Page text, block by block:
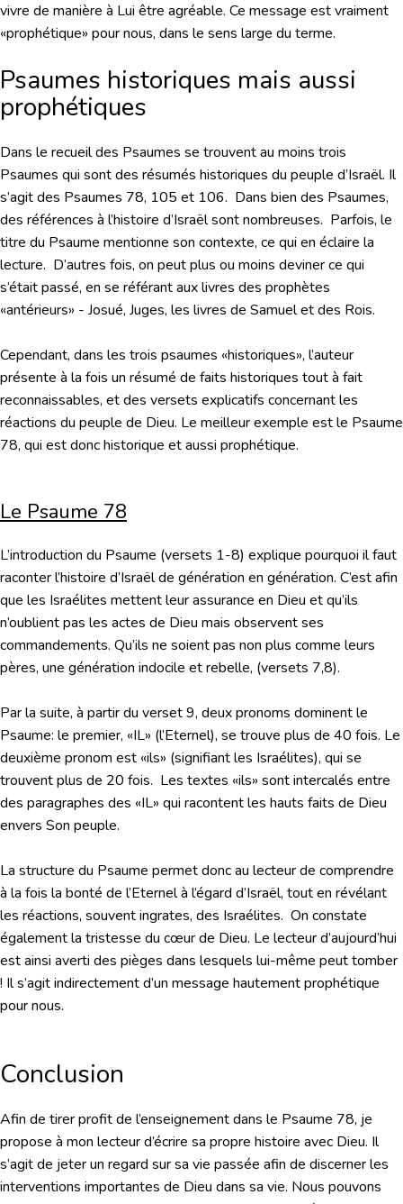
vivre de manière à Lui être agréable. Ce message est vraiment
«prophétique» pour nous, dans le sens large du terme.
Psaumes historiques mais aussi
prophétiques
Dans le recueil des Psaumes se trouvent au moins trois
Psaumes qui sont des résumés historiques du peuple d’Israël. Il
s’agit des Psaumes 78, 105 et 106. Dans bien des Psaumes,
des références à l’histoire d’Israël sont nombreuses. Parfois, le
titre du Psaume mentionne son contexte, ce qui en éclaire la
lecture. D’autres fois, on peut plus ou moins deviner ce qui
s’était passé, en se référant aux livres des prophètes
«antérieurs» - Josué, Juges, les livres de Samuel et des Rois.
Cependant, dans les trois psaumes «historiques», l’auteur
présente à la fois un résumé de faits historiques tout à fait
reconnaissables, et des versets explicatifs concernant les
réactions du peuple de Dieu. Le meilleur exemple est le Psaume
78, qui est donc historique et aussi prophétique.
Le Psaume 78
L’introduction du Psaume (versets 1-8) explique pourquoi il faut
raconter l’histoire d’Israël de génération en génération. C’est afin
que les Israélites mettent leur assurance en Dieu et qu’ils
n’oublient pas les actes de Dieu mais observent ses
commandements. Qu’ils ne soient pas non plus comme leurs
pères, une génération indocile et rebelle, (versets 7,8).
Par la suite, à partir du verset 9, deux pronoms dominent le
Psaume: le premier, «IL» (l’Eternel), se trouve plus de 40 fois. Le
deuxième pronom est «ils» (signifiant les Israélites), qui se
trouvent plus de 20 fois. Les textes «ils» sont intercalés entre
des paragraphes des «IL» qui racontent les hauts faits de Dieu
envers Son peuple.
La structure du Psaume permet donc au lecteur de comprendre
à la fois la bonté de l’Eternel à l’égard d’Israël, tout en révélant
les réactions, souvent ingrates, des Israélites. On constate
également la tristesse du cœur de Dieu. Le lecteur d’aujourd’hui
est ainsi averti des pièges dans lesquels lui-même peut tomber
! Il s’agit indirectement d’un message hautement prophétique
pour nous.
Conclusion
Afin de tirer profit de l’enseignement dans le Psaume 78, je
propose à mon lecteur d’écrire sa propre histoire avec Dieu. Il
s’agit de jeter un regard sur sa vie passée afin de discerner les
interventions importantes de Dieu dans sa vie. Nous pouvons